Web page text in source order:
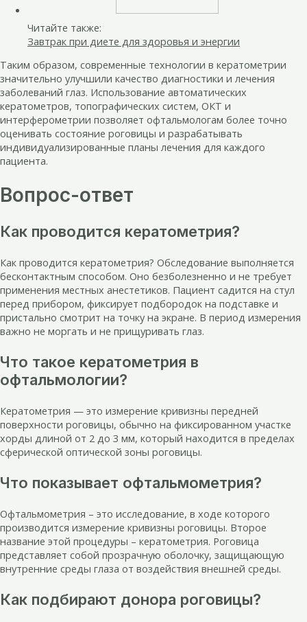
Читайте также:
Завтрак при диете для здоровья и энергии
Таким образом, современные технологии в кератометрии
значительно улучшили качество диагностики и лечения
заболеваний глаз. Использование автоматических
кератометров, топографических систем, ОКТ и
интерферометрии позволяет офтальмологам более точно
оценивать состояние роговицы и разрабатывать
индивидуализированные планы лечения для каждого
пациента.
Вопрос-ответ
Как проводится кератометрия?
Как проводится кератометрия? Обследование выполняется
бесконтактным способом. Оно безболезненно и не требует
применения местных анестетиков. Пациент садится на стул
перед прибором, фиксирует подбородок на подставке и
пристально смотрит на точку на экране. В период измерения
важно не моргать и не прищуривать глаз.
Что такое кератометрия в
офтальмологии?
Кератометрия — это измерение кривизны передней
поверхности роговицы, обычно на фиксированном участке
хорды длиной от 2 до 3 мм, который находится в пределах
сферической оптической зоны роговицы.
Что показывает офтальмометрия?
Офтальмометрия – это исследование, в ходе которого
производится измерение кривизны роговицы. Второе
название этой процедуры – кератометрия. Роговица
представляет собой прозрачную оболочку, защищающую
внутренние среды глаза от воздействия внешней среды.
Как подбирают донора роговицы?